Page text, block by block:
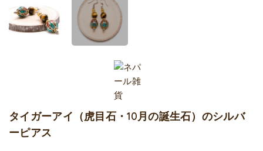
タイガーアイ（虎目石・10月の誕生石）のシルバ
ーピアス